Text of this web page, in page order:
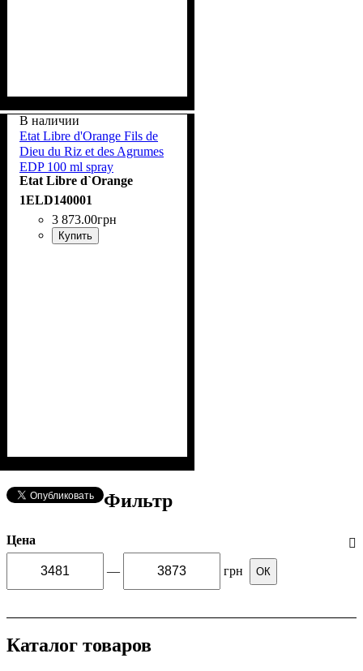
В наличии
Etat Libre d'Orange Fils de
Dieu du Riz et des Agrumes
EDP 100 ml spray
Etat Libre d`Orange
1ELD140001
3 873.00грн
Купить
Фильтр
Цена
— грн ОК
Каталог товаров